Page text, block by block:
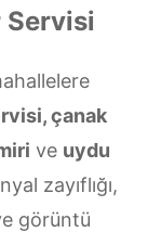
Servisi
çanak
ve uydu
zayıflığı,
görüntü